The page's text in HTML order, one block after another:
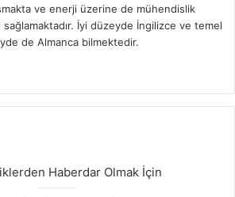
ve enerji üzerine de mühendislik
sağlamaktadır. İyi düzeyde İngilizce ve temel
de Almanca bilmektedir.
Haberdar Olmak İçin